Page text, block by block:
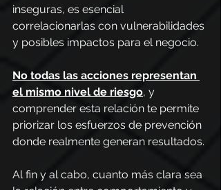
inseguras, es esencial
correlacionarlas con vulnerabilidades
y posibles impactos para el negocio.
No todas las acciones representan
el mismo nivel de riesgo, y
comprender esta relación te permite
priorizar los esfuerzos de prevención
donde realmente generan resultados.
Al fin y al cabo, cuanto más clara sea